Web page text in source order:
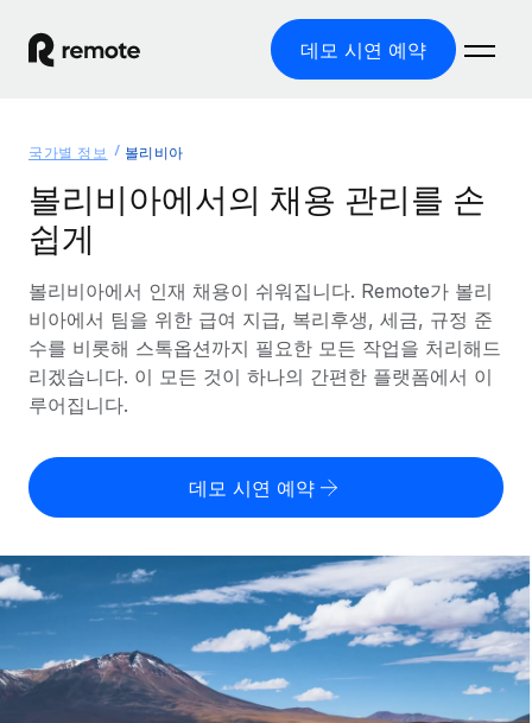
데모 시연 예약
글로벌 고용
글로벌 급여
규정을 준수하며 급여 지급을 손쉽게 처리
기록상 고용주(EOR)
법인 설립 비용 없이 전 세계로 사업을 확장
PEO
복잡한 고용 업무를 아웃소싱
솔루션
글로벌 서비스 제공
국가별 정보
국가별 글로벌 채용 지원 알아보기
미국 주별 정보
Remote와 다른 솔루션 비교
다른 업체들과 비교해보기
성장 단계
성장하는 기업을 위한 민첩한 글로벌 HR 및 급여 솔루션
리소스
도구 및 계산기
오분류 리스크 평가 도구
국가별 총 인건비 계산
글로벌 계약직을 위한 통화 옵션과 지급 소요 시간 확인
REMOTE와 함께 배우기
리서치 및 가이드
요금
한국어
English
Nederlands
Français
Deutsch
로그인
국가별 정보 볼리비아
볼리비아에서의 채용 관리를 손
쉽게
볼리비아에서 인재 채용이 쉬워집니다. Remote가 볼리
비아에서 팀을 위한 급여 지급, 복리후생, 세금, 규정 준
수를 비롯해 스톡옵션까지 필요한 모든 작업을 처리해드
리겠습니다. 이 모든 것이 하나의 간편한 플랫폼에서 이
루어집니다.
데모 시연 예약